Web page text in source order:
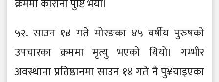
क्रममा कोरोना पुष्टि भयो।
५२. साउन १४ गते मोरङका ४५ वर्षीय पुरुषको
उपचारका क्रममा मृत्यु भएको थियो। गम्भीर
अवस्थामा प्रतिष्ठानमा साउन १४ गते नै पु¥याइएका